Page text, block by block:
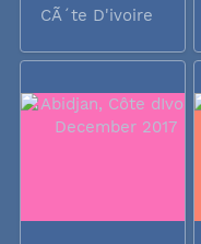
2017
CÃ´te D'ivoire